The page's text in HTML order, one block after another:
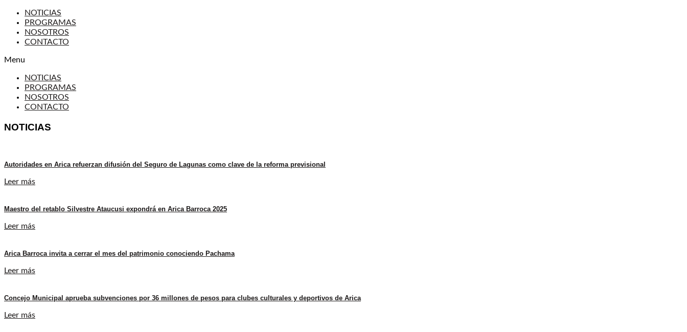
NOTICIAS
PROGRAMAS
NOSOTROS
CONTACTO
Menu
NOTICIAS
PROGRAMAS
NOSOTROS
CONTACTO
NOTICIAS
Autoridades en Arica refuerzan difusión del Seguro de Lagunas como clave de la reforma previsional
Leer más
Maestro del retablo Silvestre Ataucusi expondrá en Arica Barroca 2025
Leer más
Arica Barroca invita a cerrar el mes del patrimonio conociendo Pachama
Leer más
Concejo Municipal aprueba subvenciones por 36 millones de pesos para clubes culturales y deportivos de Arica
Leer más